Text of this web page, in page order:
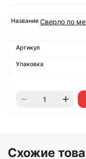
Сверло по
Схожие